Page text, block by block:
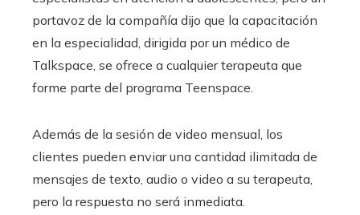
portavoz de la compañía dijo que la capacitación
en la especialidad, dirigida por un médico de
Talkspace, se ofrece a cualquier terapeuta que
forme parte del programa Teenspace.
Además de la sesión de video mensual, los
clientes pueden enviar una cantidad ilimitada de
mensajes de texto, audio o video a su terapeuta,
pero la respuesta no será inmediata.